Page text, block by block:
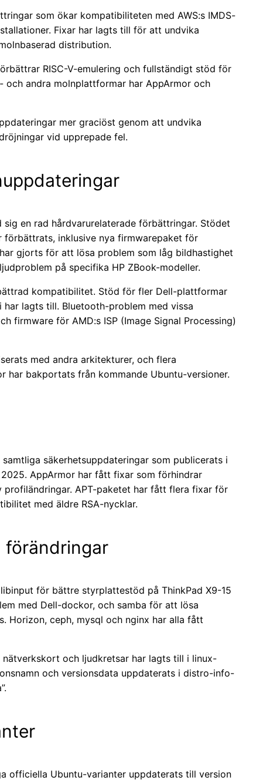
som ökar kompatibiliteten med AWS:s IMDS-
Fixar har lagts till för att undvika
distribution.
RISC-V-emulering och fullständigt stöd för
andra molnplattformar har AppArmor och
mer graciöst genom att undvika
vid upprepade fel.
sig en rad hårdvarurelaterade förbättringar. Stödet
förbättrats, inklusive nya firmwarepaket för
gjorts för att lösa problem som låg bildhastighet
på specifika HP ZBook-modeller.
kompatibilitet. Stöd för fler Dell-plattformar
lagts till. Bluetooth-problem med vissa
firmware för AMD:s ISP (Image Signal Processing)
med andra arkitekturer, och flera
har bakportats från kommande Ubuntu-versioner.
säkerhetsuppdateringar som publicerats i
AppArmor har fått fixar som förhindrar
APT-paketet har fått flera fixar för
med äldre RSA-nycklar.
förändringar
för bättre styrplattestöd på ThinkPad X9-15
med Dell-dockor, och samba för att lösa
Horizon, ceph, mysql och nginx har alla fått
och ljudkretsar har lagts till i linux-
och versionsdata uppdaterats i distro-info-
officiella Ubuntu-varianter uppdaterats till version